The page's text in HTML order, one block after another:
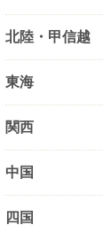
北陸・甲信越
東海
関西
中国
四国